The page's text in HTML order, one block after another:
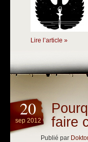
Lire l’article »
20
sep 2012
faire
Publié par